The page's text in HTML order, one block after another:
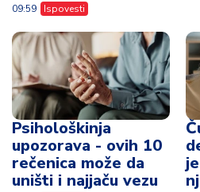
09:59 Ispovesti
Psihološkinja
upozorava - ovih 10
rečenica može da
uništi i najjaču vezu